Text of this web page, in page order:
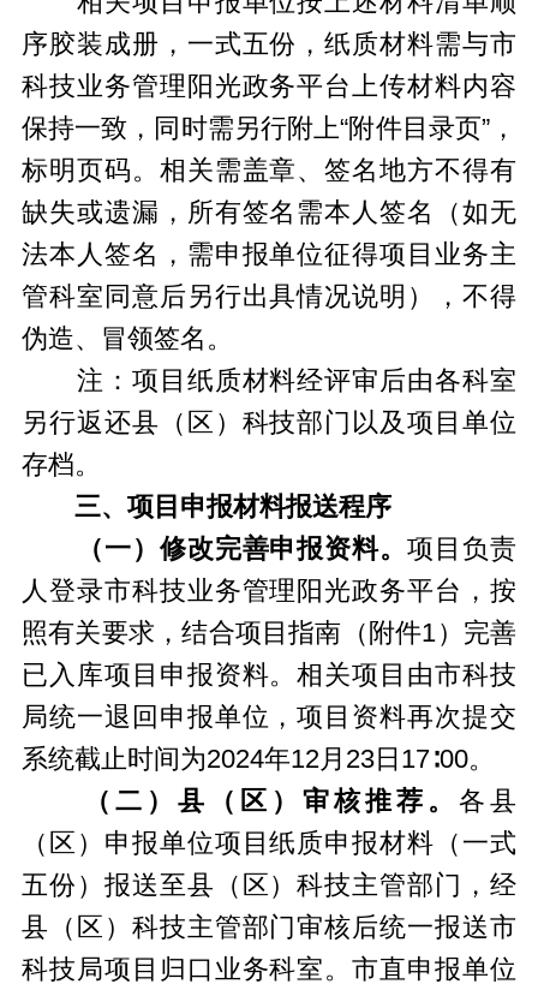
序胶装成册，一式五份，纸质材料需与市
科技业务管理阳光政务平台上传材料内容
保持一致，同时需另行附上“附件目录页”，
标明页码。相关需盖章、签名地方不得有
缺失或遗漏，所有签名需本人签名（如无
法本人签名，需申报单位征得项目业务主
管科室同意后另行出具情况说明），不得
伪造、冒领签名。
注：项目纸质材料经评审后由各科室
另行返还县（区）科技部门以及项目单位
存档。
三、项目申报材料报送程序
（一）修改完善申报资料。项目负责
人登录市科技业务管理阳光政务平台，按
照有关要求，结合项目指南（附件1）完善
已入库项目申报资料。相关项目由市科技
局统一退回申报单位，项目资料再次提交
系统截止时间为2024年12月23日17∶00。
（二）县（区）审核推荐。各县
（区）申报单位项目纸质申报材料（一式
五份）报送至县（区）科技主管部门，经
县（区）科技主管部门审核后统一报送市
科技局项目归口业务科室。市直申报单位